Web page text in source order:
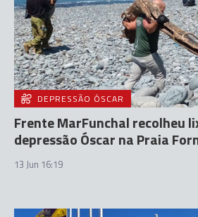
DEPRESSÃO ÓSCAR
Frente MarFunchal recolheu
depressão Óscar na Praia
13 Jun 16:19